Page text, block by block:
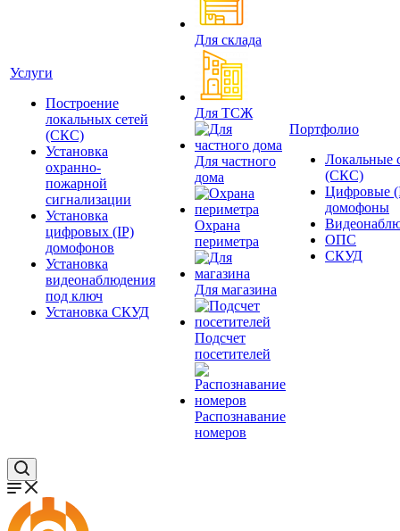
Услуги
Построение
локальных сетей
(СКС)
Установка
охранно-
пожарной
сигнализации
Установка
цифровых (IP)
домофонов
Установка
видеонаблюдения
под ключ
Установка СКУД
Для склада
Для ТСЖ
Для частного
дома
Охрана
периметра
Для магазина
Подсчет
посетителей
Распознавание
номеров
Портфолио
Локальные
(СКС)
Цифровые
домофоны
ОПС
СКУД